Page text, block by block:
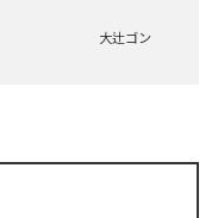
大辻ゴン